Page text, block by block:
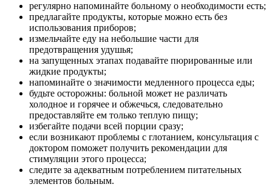
регулярно напоминайте больному о необходимости есть;
предлагайте продукты, которые можно есть без
использования приборов;
измельчайте еду на небольшие части для
предотвращения удушья;
на запущенных этапах подавайте пюрированные или
жидкие продукты;
напоминайте о значимости медленного процесса еды;
будьте осторожны: больной может не различать
холодное и горячее и обжечься, следовательно
предоставляйте ем только теплую пищу;
избегайте подачи всей порции сразу;
если возникают проблемы с глотанием, консультация с
доктором поможет получить рекомендации для
стимуляции этого процесса;
следите за адекватным потреблением питательных
элементов больным.